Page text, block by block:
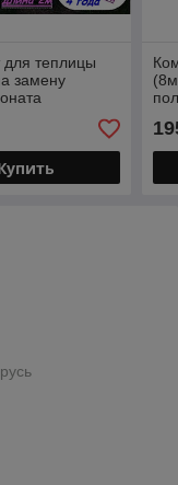
для теплицы
замену